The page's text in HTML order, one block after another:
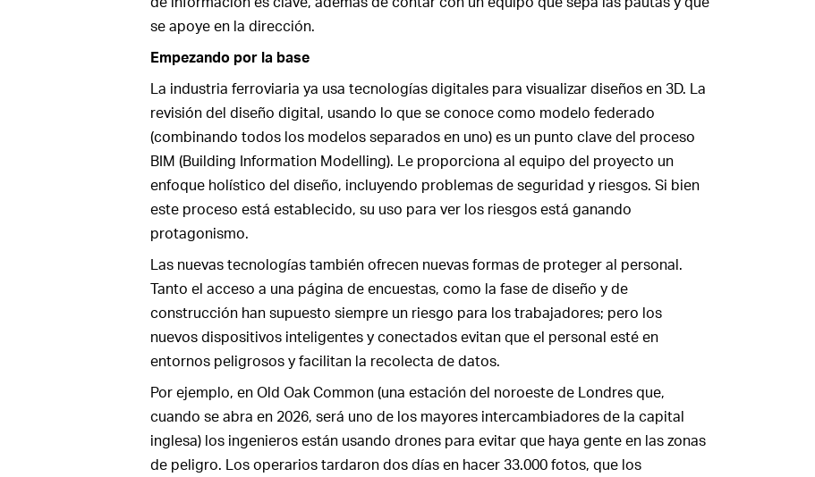
se apoye en la dirección.
Empezando por la base
La industria ferroviaria ya usa tecnologías digitales para visualizar diseños en 3D. La
revisión del diseño digital, usando lo que se conoce como modelo federado
(combinando todos los modelos separados en uno) es un punto clave del proceso
BIM (Building Information Modelling). Le proporciona al equipo del proyecto un
enfoque holístico del diseño, incluyendo problemas de seguridad y riesgos. Si bien
este proceso está establecido, su uso para ver los riesgos está ganando
protagonismo.
Las nuevas tecnologías también ofrecen nuevas formas de proteger al personal.
Tanto el acceso a una página de encuestas, como la fase de diseño y de
construcción han supuesto siempre un riesgo para los trabajadores; pero los
nuevos dispositivos inteligentes y conectados evitan que el personal esté en
entornos peligrosos y facilitan la recolecta de datos.
Por ejemplo, en Old Oak Common (una estación del noroeste de Londres que,
cuando se abra en 2026, será uno de los mayores intercambiadores de la capital
inglesa) los ingenieros están usando drones para evitar que haya gente en las zonas
de peligro. Los operarios tardaron dos días en hacer 33.000 fotos, que los